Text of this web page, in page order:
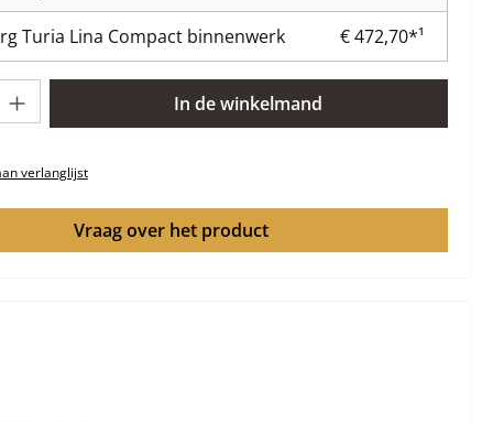
Turia Lina Compact binnenwerk € 472,70*¹
Voer de gewenste hoeveelheid in of gebruik de knoppen
In de winkelmand
verlanglijst
Vraag over het product